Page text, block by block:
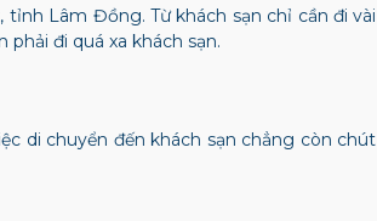
Lâm Đồng. Từ khách sạn chỉ cần đi vài
đi quá xa khách sạn.
di chuyển đến khách sạn chẳng còn chút